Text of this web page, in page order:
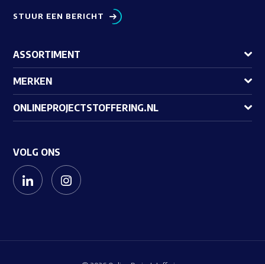
STUUR EEN BERICHT
ASSORTIMENT
MERKEN
ONLINEPROJECTSTOFFERING.NL
VOLG ONS